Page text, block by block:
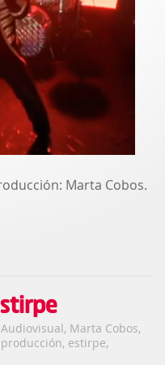
Marta Cobos.
Audiovisual, Marta Cobos,
, estirpe,